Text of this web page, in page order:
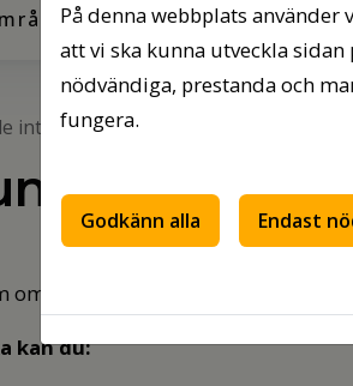
Ledigt just nu
inte hittas
inte
om sidan du sökte inte finns
kan du:
På denna webbplats
att vi ska kunna utveckla
nödvändiga, prestanda och
fungera.
Godkänn alla Endast